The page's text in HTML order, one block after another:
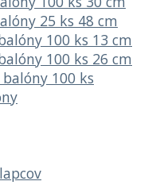
25 ks 48 cm
100 ks 13 cm
100 ks 26 cm
100 ks